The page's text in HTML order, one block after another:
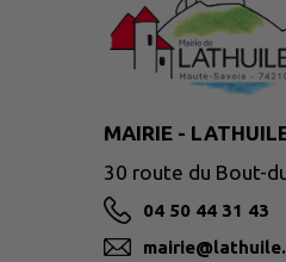
MAIRIE -
30 route du Bout-
04 50 44 31 43